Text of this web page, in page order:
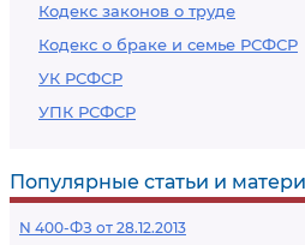
Кодекс законов о труде
Кодекс о браке и семье РСФСР
УК РСФСР
УПК РСФСР
Популярные статьи и
N 400-ФЗ от 28.12.2013